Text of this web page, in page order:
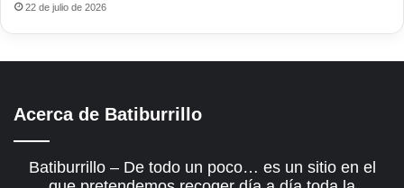
22 de julio de 2026
Acerca de Batiburrillo
Batiburrillo – De todo un poco… es un sitio en el